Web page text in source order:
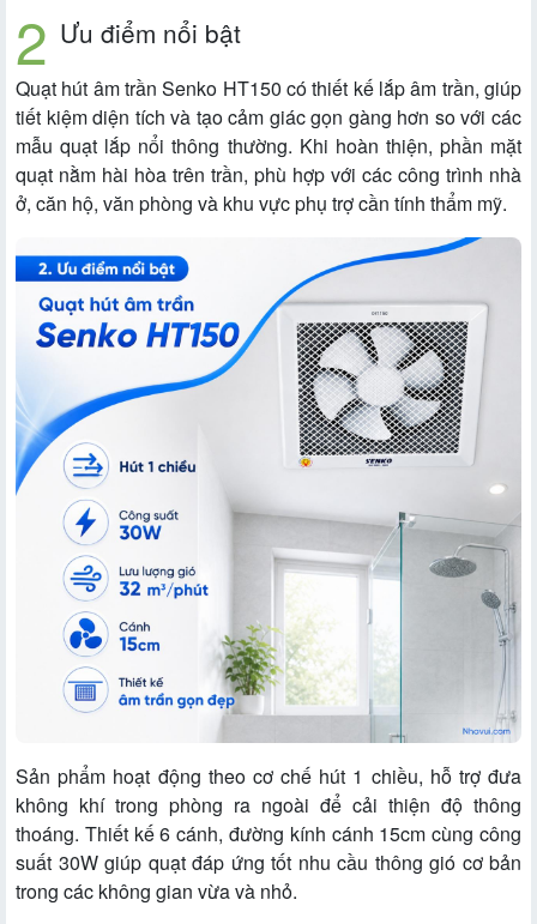
Ưu điểm nổi bật
Quạt hút âm trần Senko HT150 có thiết kế lắp âm trần, giúp
tiết kiệm diện tích và tạo cảm giác gọn gàng hơn so với các
mẫu quạt lắp nổi thông thường. Khi hoàn thiện, phần mặt
quạt nằm hài hòa trên trần, phù hợp với các công trình nhà
ở, căn hộ, văn phòng và khu vực phụ trợ cần tính thẩm mỹ.
Sản phẩm hoạt động theo cơ chế hút 1 chiều, hỗ trợ đưa
không khí trong phòng ra ngoài để cải thiện độ thông
thoáng. Thiết kế 6 cánh, đường kính cánh 15cm cùng công
suất 30W giúp quạt đáp ứng tốt nhu cầu thông gió cơ bản
trong các không gian vừa và nhỏ.